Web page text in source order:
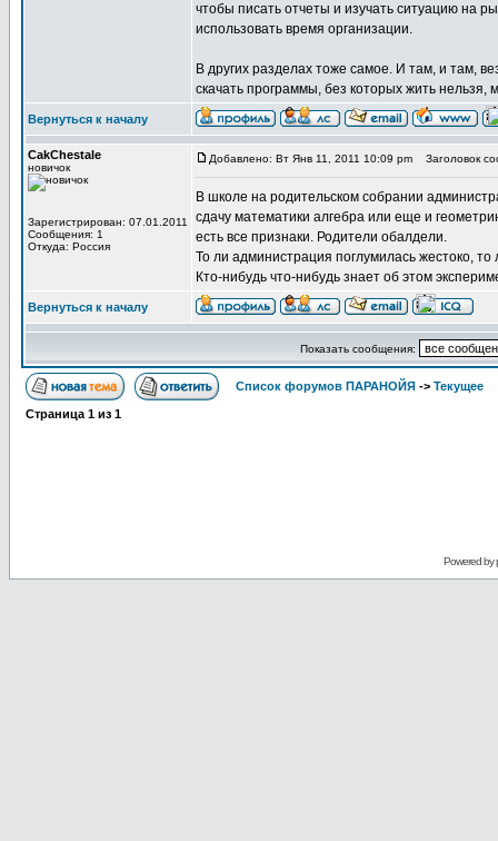
чтобы писать отчеты и изучать ситуацию на
использовать время организации.
В других разделах тоже самое. И там, и там,
скачать программы, без которых жить
Вернуться к началу
CakChestale
новичок
Зарегистрирован: 07.01.2011
Сообщения: 1
Откуда: Россия
Добавлено: Вт Янв 11, 2011 10:09 pm Заголовок
В школе на родительском собрании
сдачу математики алгебра или еще и
есть все признаки. Родители обалдели.
То ли администрация поглумилась жестоко,
Кто-нибудь что-нибудь знает об этом
Вернуться к началу
Показать сообщения:
Список форумов ПАРАНОЙЯ -> Текущее
Страница 1 из 1
Powered by